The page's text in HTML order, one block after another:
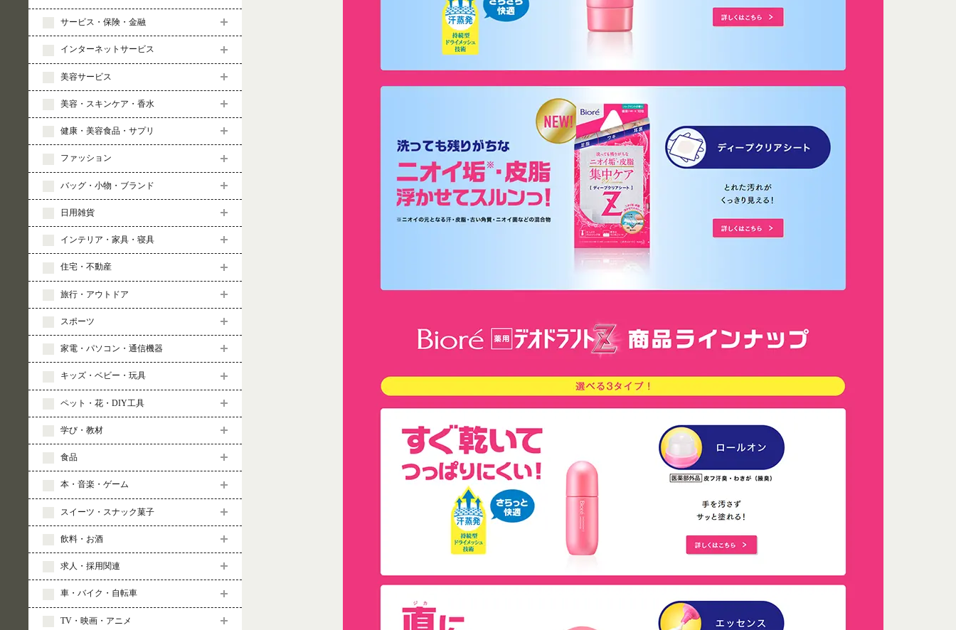
サービス・保険・金融
インターネットサービス
美容サービス
美容・スキンケア・香水
健康・美容食品・サプリ
ファッション
バッグ・小物・ブランド
日用雑貨
インテリア・家具・寝具
住宅・不動産
旅行・アウトドア
スポーツ
家電・パソコン・通信機器
キッズ・ベビー・玩具
ペット・花・DIY工具
学び・教材
食品
本・音楽・ゲーム
スイーツ・スナック菓子
飲料・お酒
求人・採用関連
車・バイク・自転車
TV・映画・アニメ